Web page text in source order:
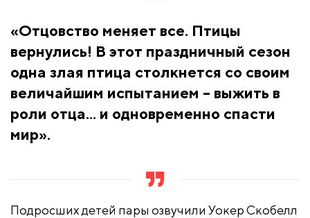
«Отцовство меняет все. Птицы
вернулись! В этот праздничный сезон
одна злая птица столкнется со своим
величайшим испытанием – выжить в
роли отца... и одновременно спасти
мир».
Подросших детей пары озвучили Уокер Скобелл